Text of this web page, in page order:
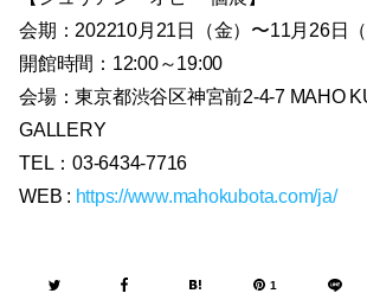
会期：202210月21日（金）〜11月26日（
開館時間：12:00～19:00
会場：東京都渋谷区神宮前2-4-7 MAHO
GALLERY
TEL：03-6434-7716
WEB : https://www.mahokubota.com/ja/
1